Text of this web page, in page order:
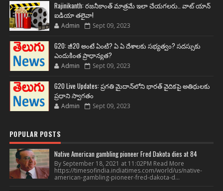
Rajinikanth: రజనీకాంత్ మాత్రమే ఇలా చేయగలరు.. వాట్ యాన్
ఐడియా తలైవా!
Admin Sept 09, 2023
G20: జీ20 అంటే ఏంటి? ఏ ఏ దేశాలకు సభ్యత్వం? సదస్సుకు
ఎందుకింత ప్రాధాన్యత?
Admin Sept 09, 2023
G20 Live Updates: ప్రగతి మైదాన్‌లోని భారత్ వైదికపై అతిథులకు
ప్రధాని స్వాగతం
Admin Sept 09, 2023
POPULAR POSTS
Native American gambling pioneer Fred Dakota dies at 84
By September 18, 2021 at 11:02PM Read More
https://timesofindia.indiatimes.com/world/us/native-
american-gambling-pioneer-fred-dakota-d...